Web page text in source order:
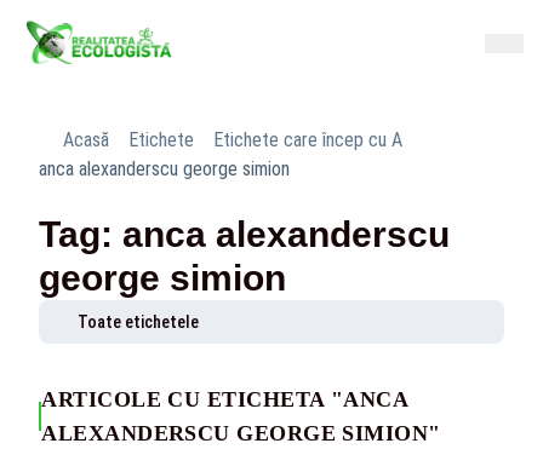
Acasă Etichete
Etichete care încep cu A
anca alexanderscu george simion
Tag: anca alexanderscu
george simion
Toate etichetele
ARTICOLE CU ETICHETA "ANCA
ALEXANDERSCU GEORGE SIMION"